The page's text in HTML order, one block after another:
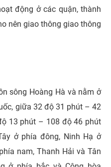
động ở các quận, thành
nên giao thông giao thông
sông Hoàng Hà và nằm ở
giữa 32 độ 31 phút – 42
13 phút – 108 độ 46 phút
ở phía đông, Ninh Hạ ở
nam, Thanh Hải và Tân